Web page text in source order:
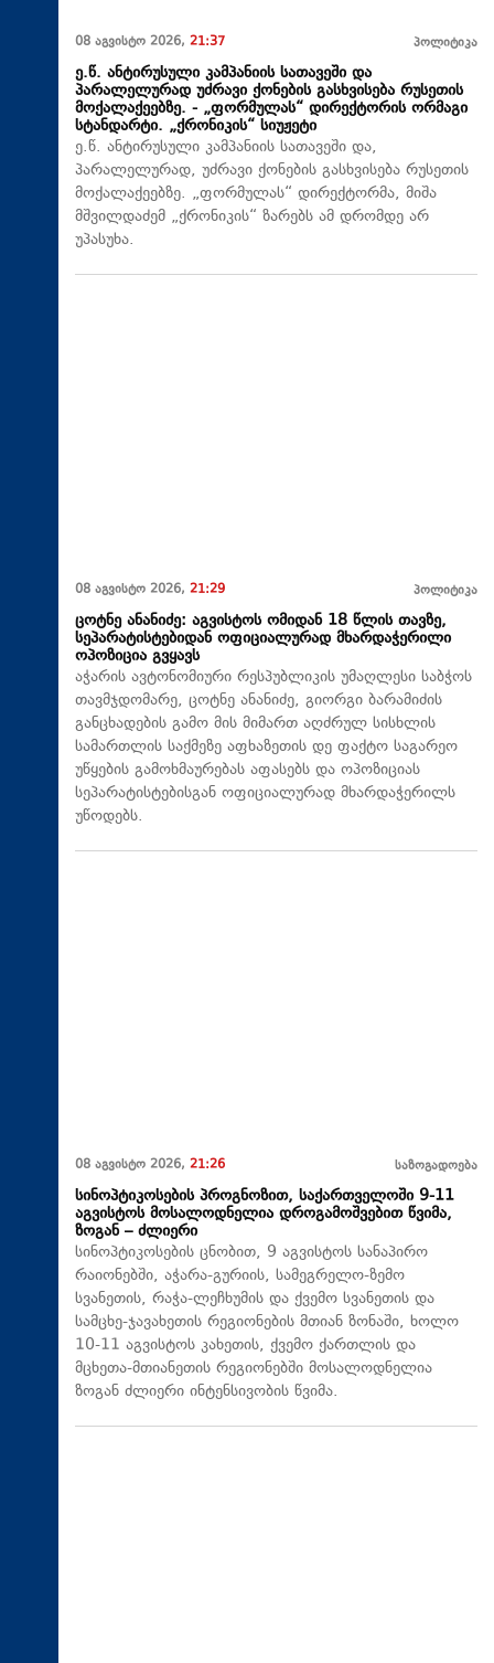
08 აგვისტო 2026, 21:37 პოლიტიკა
ე.წ. ანტირუსული კამპანიის სათავეში და
პარალელურად უძრავი ქონების გასხვისება რუსეთის
მოქალაქეებზე. - „ფორმულას“ დირექტორის ორმაგი
სტანდარტი. „ქრონიკის“ სიუჟეტი
ე.წ. ანტირუსული კამპანიის სათავეში და,
პარალელურად, უძრავი ქონების გასხვისება რუსეთის
მოქალაქეებზე. „ფორმულას“ დირექტორმა, მიშა
მშვილდაძემ „ქრონიკის“ ზარებს ამ დრომდე არ
უპასუხა.
08 აგვისტო 2026, 21:29 პოლიტიკა
ცოტნე ანანიძე: აგვისტოს ომიდან 18 წლის თავზე,
სეპარატისტებიდან ოფიციალურად მხარდაჭერილი
ოპოზიცია გვყავს
აჭარის ავტონომიური რესპუბლიკის უმაღლესი საბჭოს
თავმჯდომარე, ცოტნე ანანიძე, გიორგი ბარამიძის
განცხადების გამო მის მიმართ აღძრულ სისხლის
სამართლის საქმეზე აფხაზეთის დე ფაქტო საგარეო
უწყების გამოხმაურებას აფასებს და ოპოზიციას
სეპარატისტებისგან ოფიციალურად მხარდაჭერილს
უწოდებს.
08 აგვისტო 2026, 21:26 საზოგადოება
სინოპტიკოსების პროგნოზით, საქართველოში 9-11
აგვისტოს მოსალოდნელია დროგამოშვებით წვიმა,
ზოგან – ძლიერი
სინოპტიკოსების ცნობით, 9 აგვისტოს სანაპირო
რაიონებში, აჭარა-გურიის, სამეგრელო-ზემო
სვანეთის, რაჭა-ლეჩხუმის და ქვემო სვანეთის და
სამცხე-ჯავახეთის რეგიონების მთიან ზონაში, ხოლო
10-11 აგვისტოს კახეთის, ქვემო ქართლის და
მცხეთა-მთიანეთის რეგიონებში მოსალოდნელია
ზოგან ძლიერი ინტენსივობის წვიმა.